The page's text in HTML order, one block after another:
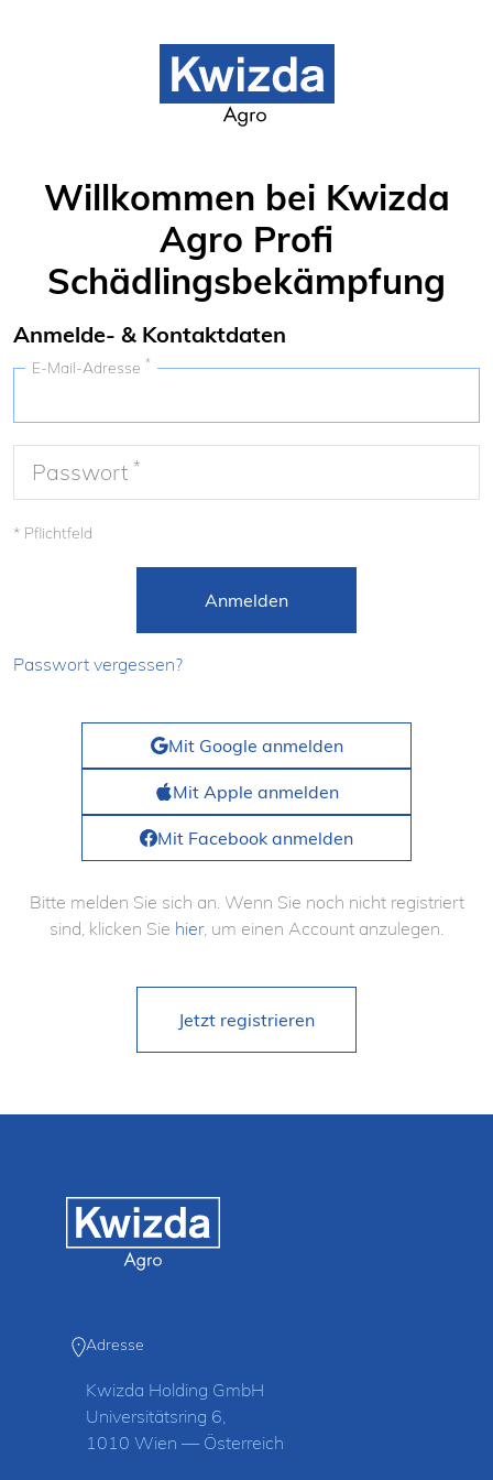
Willkommen bei Kwizda
Agro Profi
Schädlingsbekämpfung
Anmelde- & Kontaktdaten
E-Mail-Adresse *
Passwort *
* Pflichtfeld
Anmelden
Passwort vergessen?
Mit Google anmelden
Mit Apple anmelden
Mit Facebook anmelden
Bitte melden Sie sich an. Wenn Sie noch nicht registriert
sind, klicken Sie hier, um einen Account anzulegen.
Jetzt registrieren
Adresse
Kwizda Holding GmbH
Universitätsring 6,
1010 Wien — Österreich